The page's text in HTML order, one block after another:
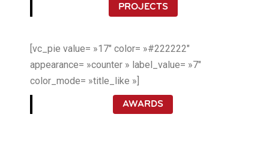
PROJECTS
[vc_pie value= »17″ color= »#222222″
appearance= »counter » label_value= »7″
color_mode= »title_like »]
AWARDS